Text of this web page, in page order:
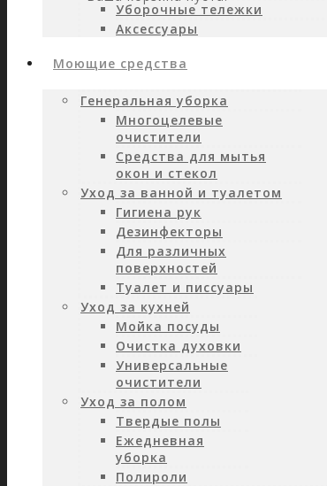
Уборочные тележки
Аксессуары
Моющие средства
Генеральная уборка
Многоцелевые
очистители
Средства для мытья
окон и стекол
Уход за ванной и туалетом
Гигиена рук
Дезинфекторы
Для различных
поверхностей
Туалет и писсуары
Уход за кухней
Мойка посуды
Очистка духовки
Универсальные
очистители
Уход за полом
Твердые полы
Ежедневная
уборка
Полироли